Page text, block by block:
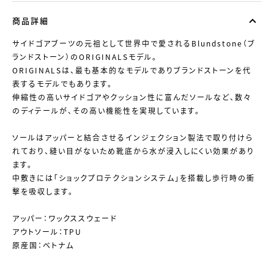
商品詳細
サイドゴアブーツの元祖として世界中で愛されるBlundstone（ブ
ランドストーン）のORIGINALSモデル。
ORIGINALSは、最も基本的なモデルでありブランドストーンを代
表するモデルでもあります。
伸縮性の高いサイドゴアやクッション性に富んだソールなど、数々
のディテールが、その高い機能性を実現しています。
ソールはアッパーと結合させるインジェクション製法で取り付けら
れており、縫い目がないため靴底から水が浸入しにくい効果があり
ます。
中敷きには「ショックプロテクションシステム」を搭載し歩行時の衝
撃を吸収します。
アッパー：ワックススウェード
アウトソール：TPU
原産国：ベトナム